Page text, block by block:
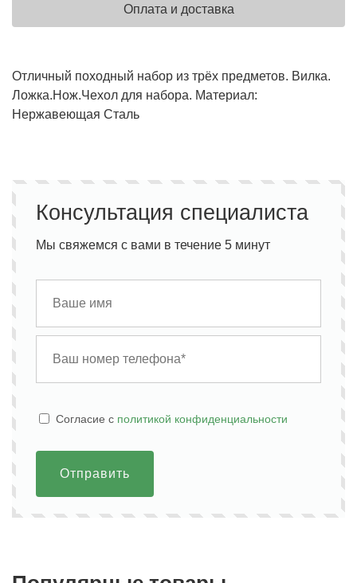
Оплата и доставка
Отличный походный набор из трёх предметов. Вилка.
Ложка.Нож.Чехол для набора. Материал:
Нержавеющая Сталь
Консультация специалиста
Мы свяжемся с вами в течение 5 минут
Cогласие с политикой конфиденциальности
Отправить